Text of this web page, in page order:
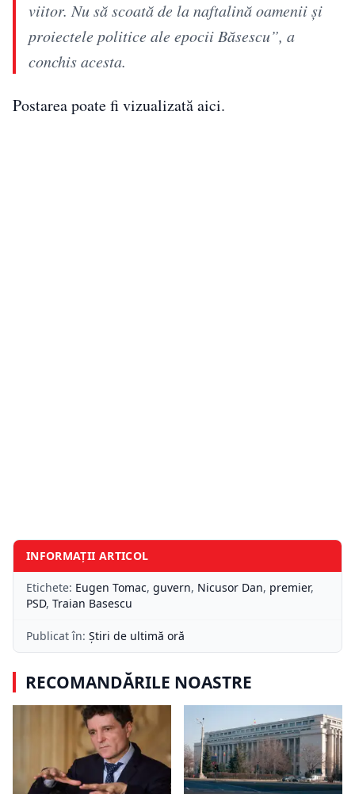
viitor. Nu să scoată de la naftalină oamenii și
proiectele politice ale epocii Băsescu”, a
conchis acesta.
Postarea poate fi vizualizată aici.
INFORMAȚII ARTICOL
Etichete: Eugen Tomac, guvern, Nicusor Dan, premier,
PSD, Traian Basescu
Publicat în: Știri de ultimă oră
RECOMANDĂRILE NOASTRE